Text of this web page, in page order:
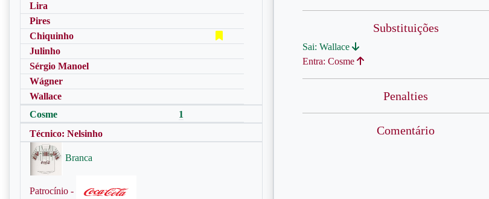
Lira
Pires
Chiquinho
Julinho
Sérgio Manoel
Wágner
Wallace
Cosme
1
Técnico: Nelsinho
Branca
Patrocínio -
Substituições
Sai: Wallace
Entra: Cosme
Penalties
Comentário